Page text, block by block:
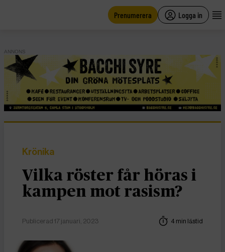
Prenumerera Logga in
ANNONS
Krönika
Vilka röster får höras i
kampen mot rasism?
Publicerad 17 januari, 2023 4 min lästid